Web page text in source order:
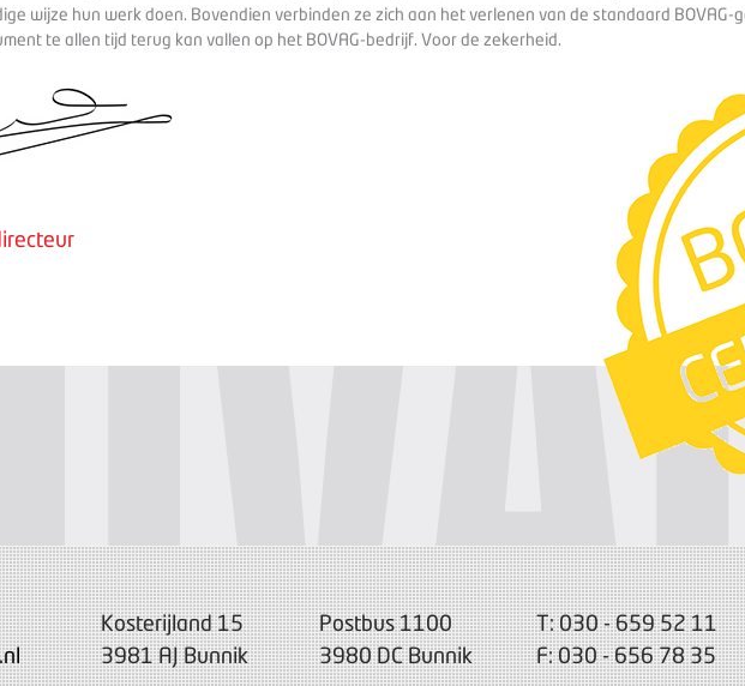
wijze hun werk doen. Bovendien verbinden ze zich aan het verlenen van de standaard BOVAG-
te allen tijd terug kan vallen op het BOVAG-bedrijf. Voor de zekerheid.
Kosterijland 15
3981 AJ Bunnik
Postbus 1100
3980 DC Bunnik
T: 030 - 659 52 11
F: 030 - 656 78 35